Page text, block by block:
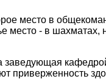
место в
место - в шахматах,
заведующая
приверженность